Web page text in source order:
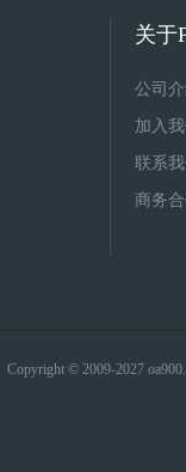
关于
公司
加入
联系
商务
Copyright © 2009-2027